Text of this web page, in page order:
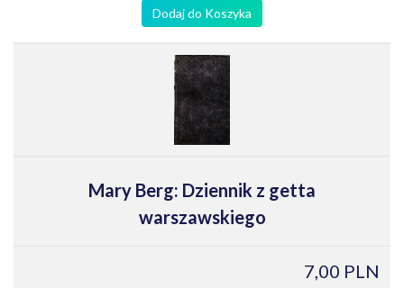
Dodaj do Koszyka
Mary Berg: Dziennik z getta
warszawskiego
7,00 PLN